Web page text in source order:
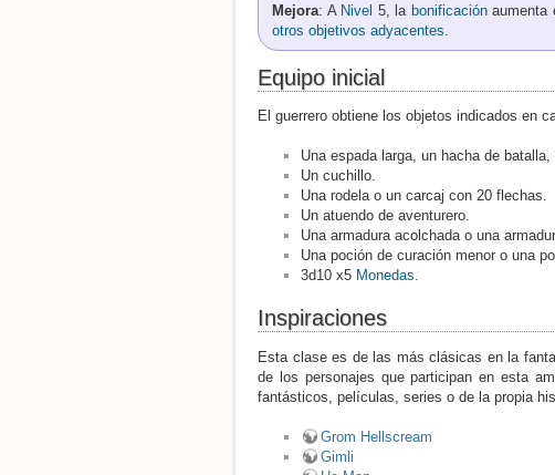
Mejora: A Nivel 5, la bonificaciónaumenta
otros objetivos adyacentes
Equipo inicial
El guerrero obtiene los objetos indicados en
Una espada larga, un hacha de
Un cuchillo.
Una rodela o un carcaj con 20 flechas.
Un atuendo de aventurero.
Una armadura acolchada o una
Una poción de curación menor o una
3d10 x5 Monedas.
Inspiraciones
Esta clase es de las más clásicas en la
de los personajes que participan en esta
fantásticos, películas, series o de la propia
Grom Hellscream
Gimli